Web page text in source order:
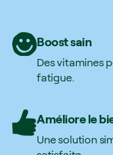
Boost sain
Des vitamines
fatigue.
Améliore le
Une solution